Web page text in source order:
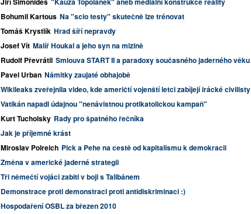
Bohumil Kartous Na "scio testy" skutečně lze trénovat
Tomáš Krystlík Hrad šíří nepravdy
Josef Vít Malíř Houkal a jeho syn na mizině
Rudolf Převrátil Smlouva START II a paradoxy současného jaderného věku
Pavel Urban Námitky zaujaté obhajobě
Wikileaks zveřejnila video, kde američtí vojenští letci zabíjejí irácké civilisty
Vatikán napadl údajnou "nenávistnou protikatolickou kampaň"
Kurt Tucholsky Rady pro špatného řečníka
Jak je příjemné krást
Miroslav Polreich Pick a Pehe na cestě od kapitalismu k demokracii
Změna v americké jaderné strategii
Tři němečtí vojáci zabiti v boji s Talibánem
Demonstrace proti demonstraci proti antidiskriminaci :)
Hospodaření OSBL za březen 2010